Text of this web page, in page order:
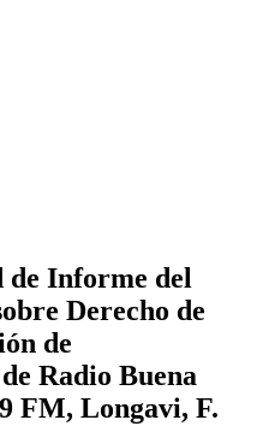
de Informe del
Derecho de
de
Radio Buena
FM, Longavi, F.